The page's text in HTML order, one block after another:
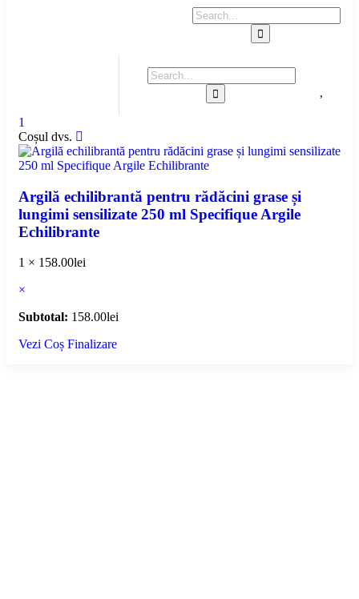
1
Coșul dvs.
Argilă echilibrantă pentru rădăcini grase și
lungimi sensilizate 250 ml Specifique Argile
Echilibrante
1 × 158.00lei
×
Subtotal: 158.00lei
Vezi Coș Finalizare